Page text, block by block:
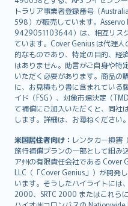
トラリア事業者登録番号（
598）が販売しています。
9429051103644）は、相互リス
ています。Cover Genius は代理
的なものであり、特定の目的、経
はありません。助言がご自身や特
いただく必要があります。商品の
に、お見積もり書に含まれている
イド（FSG）、対象市場決定（
て補償にご加入いただくと、同社
します。詳細は、お尋ねください。
米国居住者向け： レンタカー損害
旅行補償プランの一部として組み
ア州の有限責任会社である Cover
LLC（「Cover Genius」）が開発
います。そうしたハイライトには
2000、SRTC 2000 またはこれら
한국어
dansk
norsk
suomi
العربيّة
Türkçe
česky
Русский
български
català
Hrvatski
eesti